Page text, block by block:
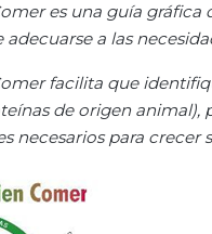
es una guía
a las
facilita que
de origen animal),
necesarios para crecer